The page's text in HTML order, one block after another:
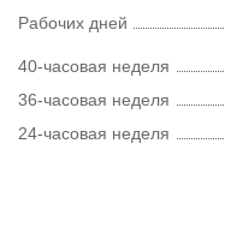
Рабочих дней
40-часовая неделя
36-часовая неделя
24-часовая неделя